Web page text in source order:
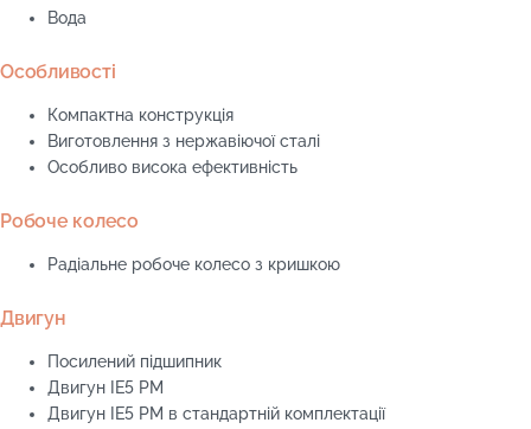
Вода
Особливості
Компактна конструкція
Виготовлення з нержавіючої сталі
Особливо висока ефективність
Робоче колесо
Радіальне робоче колесо з кришкою
Двигун
Посилений підшипник
Двигун IE5 PM
Двигун IE5 PM в стандартній комплектації